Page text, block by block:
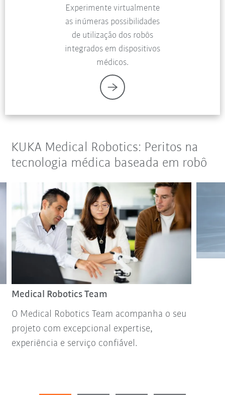
Experimente virtualmente
as inúmeras possibilidades
de utilização dos robôs
integrados em dispositivos
médicos.
KUKA Medical Robotics: Peritos na
tecnologia médica baseada em robô
Medical Robotics Team
O Medical Robotics Team acompanha o seu
projeto com excepcional expertise,
experiência e serviço confiável.